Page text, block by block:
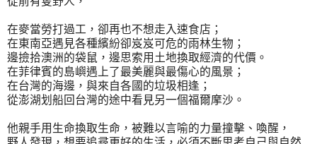
在麥當勞打過工，卻再也不想走入速食店；
在東南亞遇見各種繽紛卻岌岌可危的雨林生物；
邊撿拾澳洲的袋鼠，邊思索用土地換取經濟的代價。
在菲律賓的島嶼遇上了最美麗與最傷心的風景；
在台灣的海邊，與來自各國的垃圾相逢；
從澎湖划船回台灣的途中看見另一個福爾摩沙。
他親手用生命換取生命，被難以言喻的力量撞擊、喚醒，